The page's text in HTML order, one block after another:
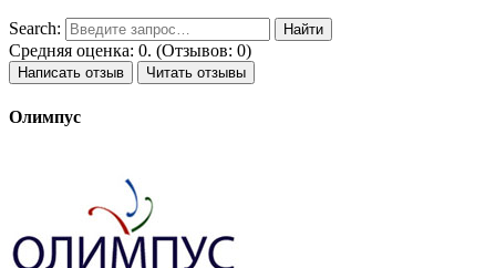
Search:
Средняя оценка: 0. (Отзывов: 0)
Написать отзыв Читать отзывы
Олимпус